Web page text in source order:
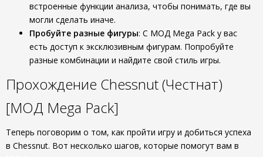
встроенные функции анализа, чтобы понимать, где вы
могли сделать иначе.
Пробуйте разные фигуры: С МОД Mega Pack у вас
есть доступ к эксклюзивным фигурам. Попробуйте
разные комбинации и найдите свой стиль игры.
Прохождение Chessnut (Честнат)
[МОД Mega Pack]
Теперь поговорим о том, как пройти игру и добиться успеха
в Chessnut. Вот несколько шагов, которые помогут вам в